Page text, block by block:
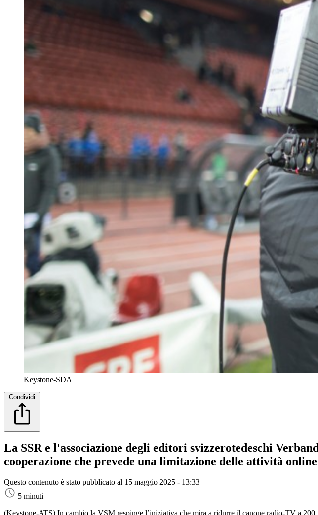
Keystone-SDA
Condividi
La SSR e l'associazione degli editori svizzerotedeschi
cooperazione che prevede una limitazione delle attività
Questo contenuto è stato pubblicato al 15 maggio 2025 - 13:33
5 minuti
(Keystone-ATS) In cambio la VSM respinge l’iniziativa che mira a ridurre il canone radio-TV a 200